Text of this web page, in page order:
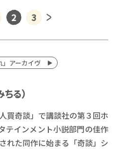
2 3
」アーカイヴ
る）
買奇談」で講談社の第３回ホ
テインメント小説部門の佳作
れた同作に始まる「奇談」シ